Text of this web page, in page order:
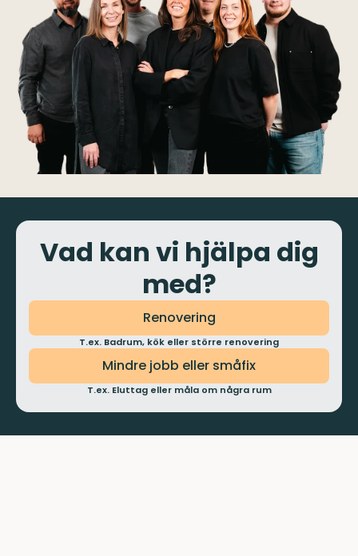
Vad kan vi hjälpa dig
med?
Renovering
T.ex. Badrum, kök eller större renovering
Mindre jobb eller småfix
T.ex. Eluttag eller måla om några rum